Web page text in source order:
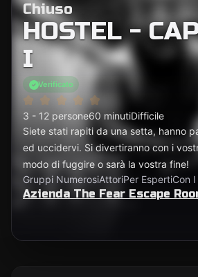
Chiuso
HOSTEL -
I
Verificato
3 - 12 persone60 minutiDifficile
Siete stati rapiti da una setta, hanno
ed uccidervi. Si divertiranno con i
modo di fuggire o sarà la vostra fine!
Gruppi NumerosiAttoriPer EspertiCon
Azienda The Fear Escape